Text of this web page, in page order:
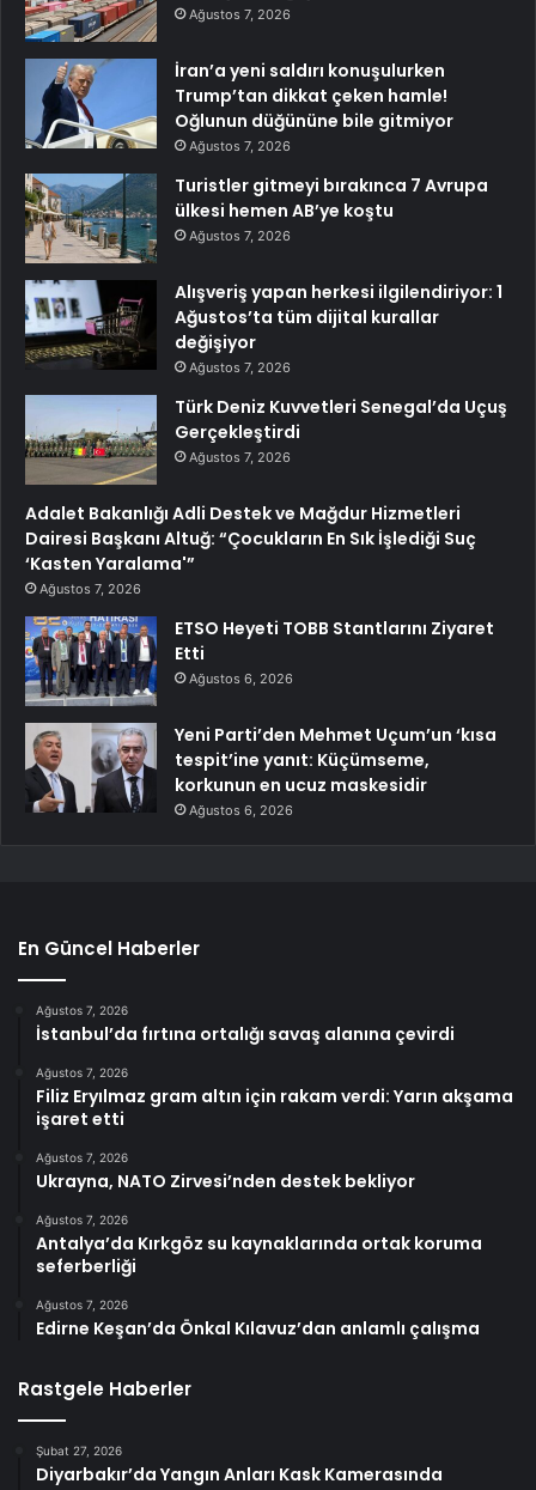
Ağustos 7, 2026
İran’a yeni saldırı konuşulurken
Trump’tan dikkat çeken hamle!
Oğlunun düğününe bile gitmiyor
Ağustos 7, 2026
Turistler gitmeyi bırakınca 7 Avrupa
ülkesi hemen AB’ye koştu
Ağustos 7, 2026
Alışveriş yapan herkesi ilgilendiriyor: 1
Ağustos’ta tüm dijital kurallar
değişiyor
Ağustos 7, 2026
Türk Deniz Kuvvetleri Senegal’da Uçuş
Gerçekleştirdi
Ağustos 7, 2026
Adalet Bakanlığı Adli Destek ve Mağdur Hizmetleri
Dairesi Başkanı Altuğ: “Çocukların En Sık İşlediği Suç
‘Kasten Yaralama'”
Ağustos 7, 2026
ETSO Heyeti TOBB Stantlarını Ziyaret
Etti
Ağustos 6, 2026
Yeni Parti’den Mehmet Uçum’un ‘kısa
tespit’ine yanıt: Küçümseme,
korkunun en ucuz maskesidir
Ağustos 6, 2026
En Güncel Haberler
Ağustos 7, 2026
İstanbul’da fırtına ortalığı savaş alanına çevirdi
Ağustos 7, 2026
Filiz Eryılmaz gram altın için rakam verdi: Yarın akşama
işaret etti
Ağustos 7, 2026
Ukrayna, NATO Zirvesi’nden destek bekliyor
Ağustos 7, 2026
Antalya’da Kırkgöz su kaynaklarında ortak koruma
seferberliği
Ağustos 7, 2026
Edirne Keşan’da Önkal Kılavuz’dan anlamlı çalışma
Rastgele Haberler
Şubat 27, 2026
Diyarbakır’da Yangın Anları Kask Kamerasında